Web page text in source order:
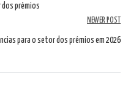
prémios
NEWER POST
para o setor dos prémios em 2026